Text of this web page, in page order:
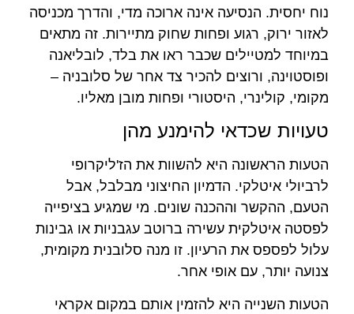
נוח יחסית. הנסיעה אינה ארוכה מדי, והדרך מכניסה
לאזור ירוק, רגוע ופחות שחוק מתיירות. זה מתאים
במיוחד למטיילים שכבר ראו את בלד, לובליאנה
ופוסטוינה, ורוצים להכיר צד אחר של סלובניה –
מקומי, קולינרי, היסטורי ופחות מובן מאליו.
טעויות שכדאי להימנע מהן
הטעות הראשונה היא להשוות את הז'ליקרופי
לרביולי איטלקי. הדמיון החיצוני מבלבל, אבל
הטעם, ההקשר וההכנה שונים. מי שמגיע בציפייה
לפסטה איטלקית עשירה ברוטב עגבניות או גבינות
עלול לפספס את הרעיון. זו מנה סלובנית מקומית,
צנועה יותר, עם אופי אחר.
הטעות השנייה היא להזמין אותם במקום אקראי